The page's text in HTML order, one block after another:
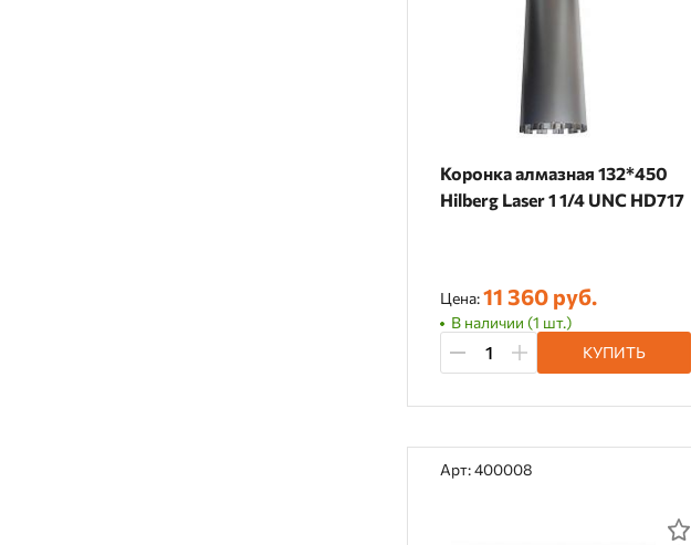
Коронка алмазная 132*450
Hilberg Laser 1 1/4 UNC HD717
Цена:11 360 руб.
В наличии (1 шт.)
КУПИТЬ
Арт: 400008